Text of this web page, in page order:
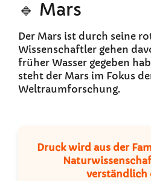
🔹 Mars
Der Mars ist durch seine
Wissenschaftler gehen
früher Wasser gegeben
steht der Mars im Fokus
Weltraumforschung.
Druck wird aus der
verständlich